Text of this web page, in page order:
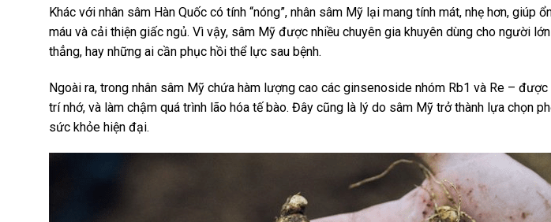
Khác với nhân sâm Hàn Quốc có tính “nóng”, nhân sâm Mỹ lại mang tính mát, nhẹ hơn, giúp
máu và cải thiện giấc ngủ. Vì vậy, sâm Mỹ được nhiều chuyên gia khuyên dùng cho người
thẳng, hay những ai cần phục hồi thể lực sau bệnh.
Ngoài ra, trong nhân sâm Mỹ chứa hàm lượng cao các ginsenoside nhóm Rb1 và Re –
trí nhớ, và làm chậm quá trình lão hóa tế bào. Đây cũng là lý do sâm Mỹ trở thành lựa chọn
sức khỏe hiện đại.